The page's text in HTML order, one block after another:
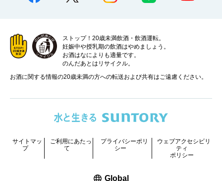
ストップ！20歳未満飲酒・飲酒運転。
妊娠中や授乳期の飲酒はやめましょう。
お酒はなによりも適量です。
のんだあとはリサイクル。
お酒に関する情報の20歳未満の方への転送および共有はご遠慮ください。
サイトマッ
プ
ご利用にあたっ
て
プライバシーポリ
シー
ウェブアクセシビリ
ティ
ポリシー
Global新しいウィンドウで開く